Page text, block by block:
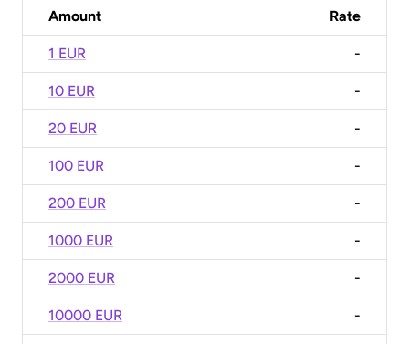
Amount Rate
1 EUR -
10 EUR -
20 EUR -
100 EUR -
200 EUR -
1000 EUR -
2000 EUR -
10000 EUR -